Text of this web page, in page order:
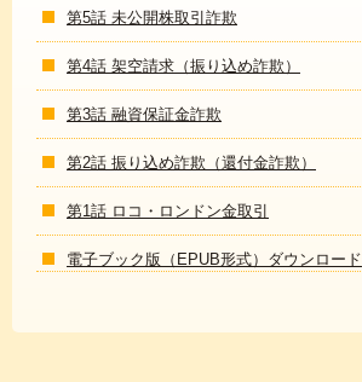
第5話 未公開株取引詐欺
第4話 架空請求（振り込め詐欺）
第3話 融資保証金詐欺
第2話 振り込め詐欺（還付金詐欺）
第1話 ロコ・ロンドン金取引
電子ブック版（EPUB形式）ダウンロード